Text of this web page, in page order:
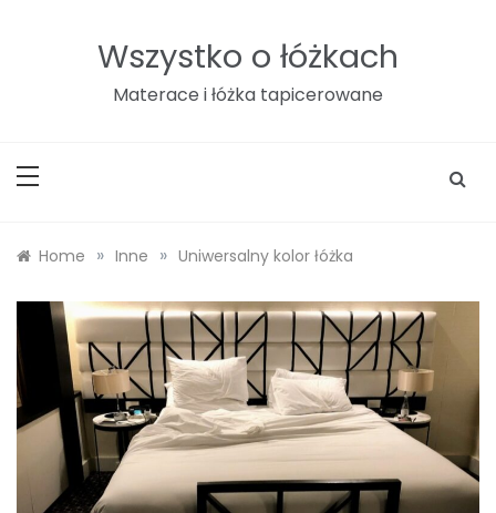
Wszystko o łóżkach
Materace i łóżka tapicerowane
Home » Inne » Uniwersalny kolor łóżka